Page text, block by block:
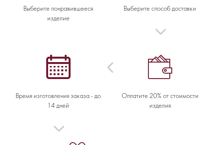
Выберите понравившееся
изделие
Выберите способ доставки
Оплатите 20% от стоимости
изделия
Время изготовления заказа - до
14 дней